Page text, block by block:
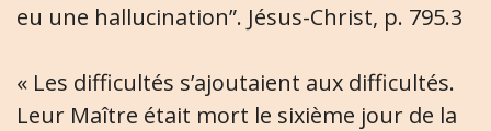
eu une hallucination”. Jésus-Christ, p. 795.3
« Les difficultés s’ajoutaient aux difficultés.
Leur Maître était mort le sixième jour de la